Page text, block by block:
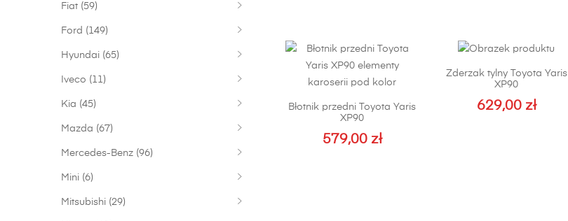
Błotnik przedni Toyota Yaris
XP90
579,00 zł
Zderzak tylny Toyota Yaris
XP90
629,00 zł
Fiat (59)
Ford (149)
Hyundai (65)
Iveco (11)
Kia (45)
Mazda (67)
Mercedes-Benz (96)
Mini (6)
Mitsubishi (29)